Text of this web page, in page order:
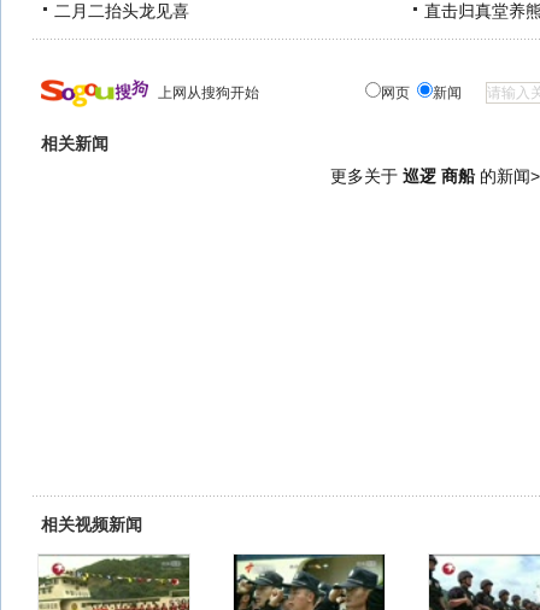
二月二抬头龙见喜 直击归真堂养
上网从搜狗开始 网页 新闻
相关新闻
更多关于 巡逻 商船的新闻
相关视频新闻